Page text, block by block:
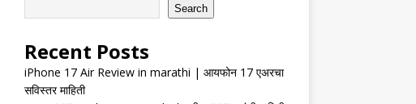
Search
Recent Posts
iPhone 17 Air Review in marathi | आयफोन 17 एअरचा
सविस्तर माहिती